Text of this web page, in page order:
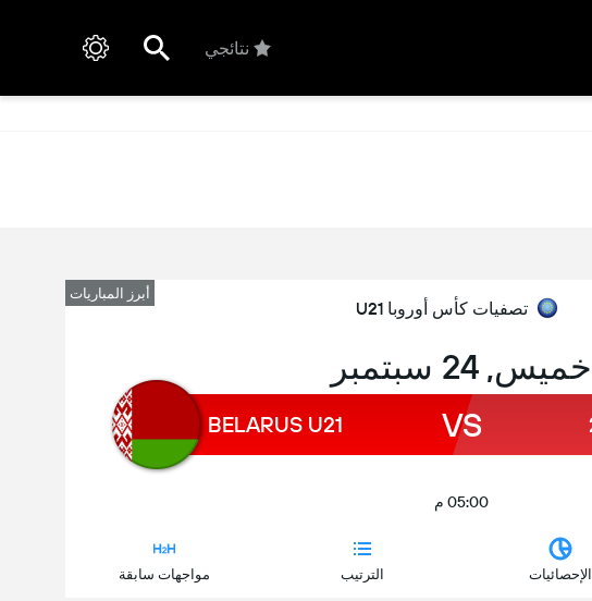
نتائجي
أبرز المباريات
تصفيات كأس أوروبا U21
خميس, 24 سبتمبر
VS
BELARUS U21
05:00 م
الإحصائيات الترتيب مواجهات سابقة